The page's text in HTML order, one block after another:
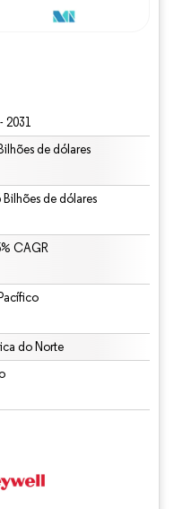
2031
de dólares
Bilhões de dólares
CAGR
do Norte
atribuição conforme CC BY 4.0.